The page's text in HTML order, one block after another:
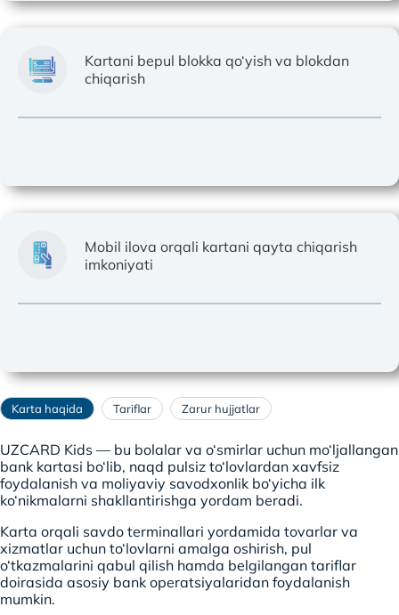
Kartani bepul blokka qo‘yish va blokdan
chiqarish
Mobil ilova orqali kartani qayta chiqarish
imkoniyati
Karta haqida Tariflar Zarur hujjatlar
UZCARD Kids — bu bolalar va o‘smirlar uchun mo‘ljallangan
bank kartasi bo‘lib, naqd pulsiz to‘lovlardan xavfsiz
foydalanish va moliyaviy savodxonlik bo‘yicha ilk
ko‘nikmalarni shakllantirishga yordam beradi.
Karta orqali savdo terminallari yordamida tovarlar va
xizmatlar uchun to‘lovlarni amalga oshirish, pul
o‘tkazmalarini qabul qilish hamda belgilangan tariflar
doirasida asosiy bank operatsiyalaridan foydalanish
mumkin.